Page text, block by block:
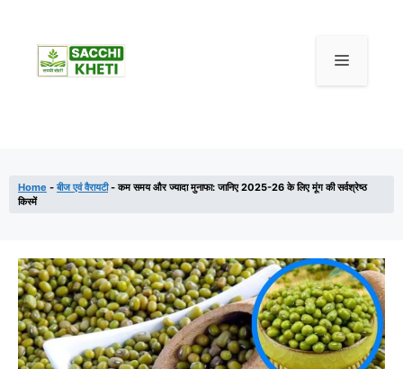
content
Menu
Home - बीज एवं वैरायटी-कम समय और ज्यादा मुनाफा: जानिए 2025-26 के लिए मूंग की सर्वश्रेष्ठ
किस्में